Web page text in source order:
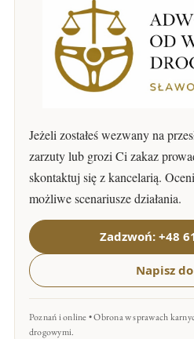
Jeżeli zostałeś wezwany na
zarzuty lub grozi Ci zakaz
skontaktuj się z kancelarią.
możliwe scenariusze działania.
Zadzwoń: +48
Napisz
Poznań i online • Obrona w sprawach
drogowymi.